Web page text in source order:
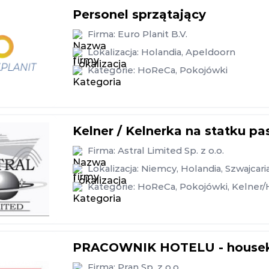
Personel sprzątający
Firma: Euro Planit B.V.
Lokalizacja: Holandia, Apeldoorn
Kategorie: HoReCa, Pokojówki
Kelner / Kelnerka na statku
Firma: Astral Limited Sp. z o.o.
Lokalizacja: Niemcy, Holandia,
Kategorie: HoReCa, Pokojówki, Kelner/
PRACOWNIK HOTELU -